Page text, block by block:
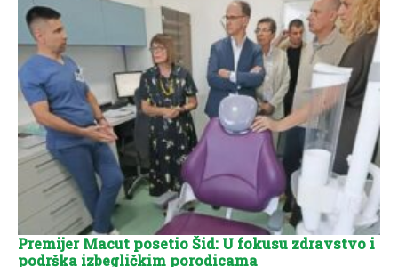
Premijer Macut posetio Šid: U fokusu zdravstvo i
podrška izbegličkim porodicama